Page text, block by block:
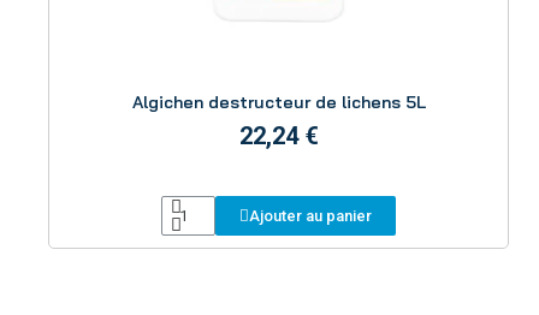
Algichen destructeur de lichens 5L
22,24 €
Ajouter au panier